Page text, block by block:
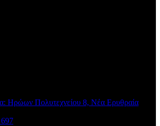
Ηρώων Πολυτεχνείου 8, Νέα Ερυθραία